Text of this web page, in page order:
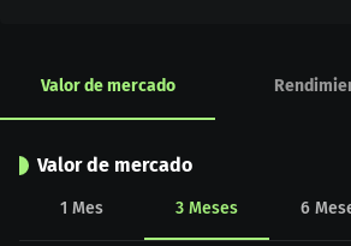
Valor de mercado
Valor de mercado
1 Mes 3 Meses 6